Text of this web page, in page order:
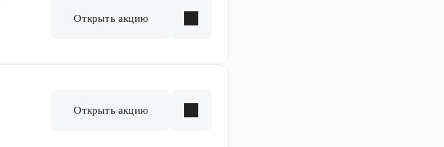
Открыть акцию
Открыть акцию